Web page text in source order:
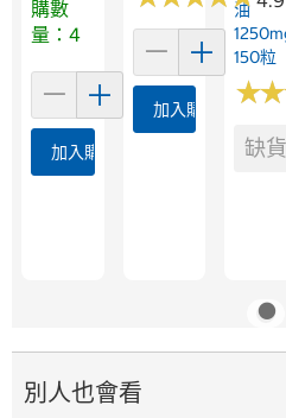
購數
量：4
加入購物車
加入購物車
油
150粒
★
★
缺貨
別人也會看